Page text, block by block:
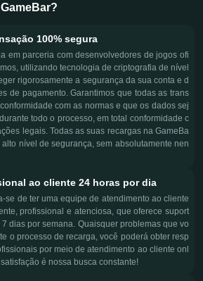
100% segura
em parceria com desenvolvedores de jogos ofi
utilizando tecnologia de criptografia de nível
rigorosamente a segurança da sua conta e d
de pagamento. Garantimos que todas as trans
com as normas e que os dados sej
todo o processo, em total conformidade c
legais. Todas as suas recargas na GameBa
nível de segurança, sem absolutamente nen
ao cliente 24 horas por dia
se de ter uma equipe de atendimento ao cliente
profissional e atenciosa, que oferece suport
dias por semana. Quaisquer problemas que vo
o processo de recarga, você poderá obter resp
por meio de atendimento ao cliente onl
é nossa busca constante!